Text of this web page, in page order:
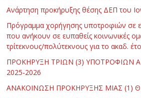
Ανάρτηση προκήρυξης θέσης ΔΕΠ του
Πρόγραμμα χορήγησης υποτροφιών σε
που ανήκουν σε ευπαθείς κοινωνικές
τρίτεκνους/πολύτεκνους για το ακαδ.
ΠΡΟΚΗΡΥΞΗ ΤΡΙΩΝ (3) ΥΠΟΤΡΟΦΙΩΝ
2025-2026
ΑΝΑΚΟΙΝΩΣΗ ΠΡΟΚΗΡΥΞΗΣ ΜΙΑΣ (1)